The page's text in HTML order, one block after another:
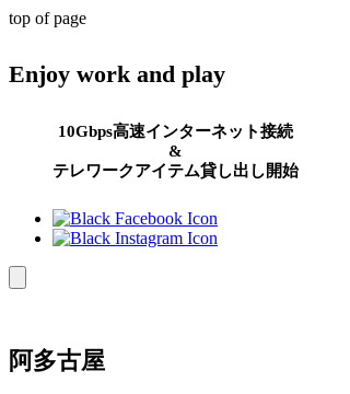
top of page
Enjoy work and play
10Gbps高速インターネット接続
&
テレワークアイテム貸し出し開始
​阿多古屋